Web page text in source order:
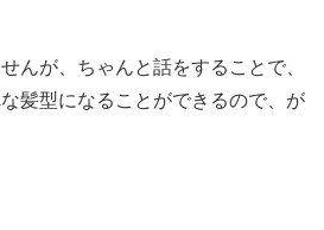
んが、ちゃんと話をすることで、
髪型になることができるので、が